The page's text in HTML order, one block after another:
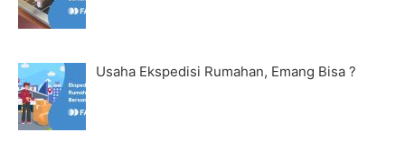
Usaha Ekspedisi Rumahan, Emang Bisa ?